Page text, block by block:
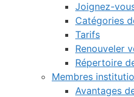
Joignez-
Catégories
Tarifs
Renouveler
Répertoire
Membres
Avantages